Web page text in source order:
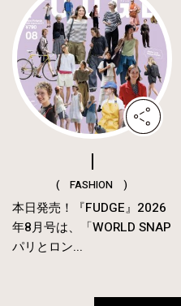
( FASHION )
本日発売！『FUDGE』2026
年8月号は、「WORLD SNAP
パリとロン...